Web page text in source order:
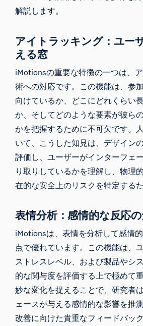
解説します。
アイトラッキング：ユー
える窓
iMotionsの重要な特徴の一つは、
術への対応です。この機能は、参
向けているか、どこにどれくらい
か、そしてどのような要素が彼ら
かを把握するために不可欠です。
いて、こうした知見は、デザイン
評価し、ユーザーがインターフェ
り取りしているかを理解し、物理
在的な安全上のリスクを特定する
表情分析：感情的な反応
iMotionsは、表情を分析して感情
点で優れています。この機能は、
ストレスレベル、および製品やシ
的な関与度を評価する上で極めて
妙な変化を捉えることで、研究者
ェースが与える感情的な影響を推
改善に向けた貴重なフィードバッ